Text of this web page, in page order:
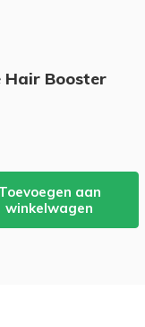
Hair Booster
Toevoegen aan
winkelwagen